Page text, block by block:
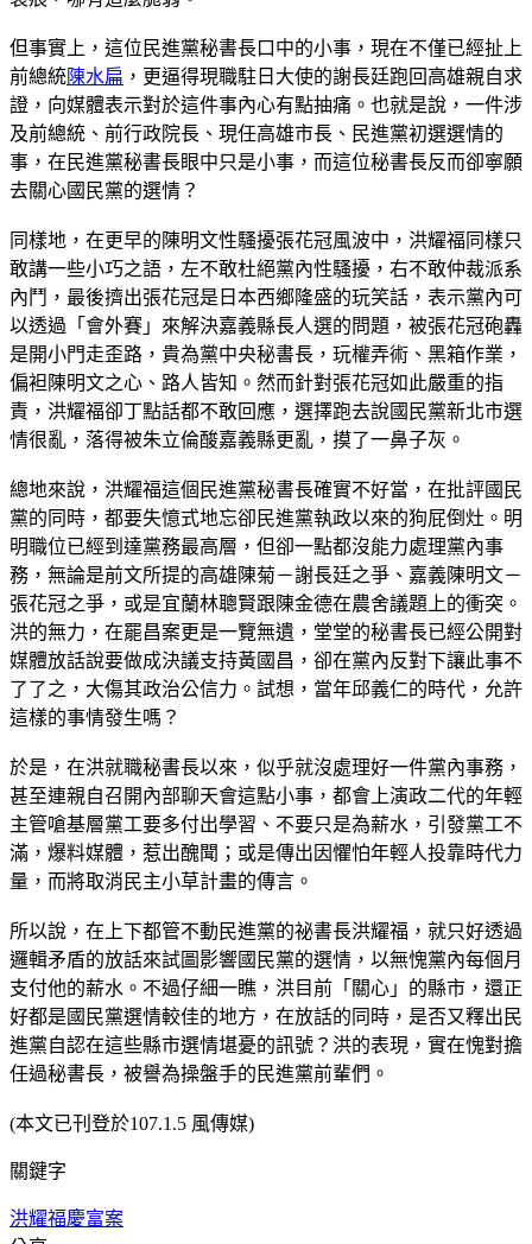
但事實上，這位民進黨秘書長口中的小事，現在不僅已經扯上
前總統陳水扁 ，更逼得現職駐日大使的謝長廷跑回高雄親自求
證，向媒體表示對於這件事內心有點抽痛。也就是說，一件涉
及前總統、前行政院長、現任高雄市長、民進黨初選選情的
事，在民進黨秘書長眼中只是小事，而這位秘書長反而卻寧願
去關心國民黨的選情？
同樣地，在更早的陳明文性騷擾張花冠風波中，洪耀福同樣只
敢講一些小巧之語，左不敢杜絕黨內性騷擾，右不敢仲裁派系
內鬥，最後擠出張花冠是日本西鄉隆盛的玩笑話，表示黨內可
以透過「會外賽」來解決嘉義縣長人選的問題，被張花冠砲轟
是開小門走歪路，貴為黨中央秘書長，玩權弄術、黑箱作業，
偏袒陳明文之心、路人皆知。然而針對張花冠如此嚴重的指
責，洪耀福卻丁點話都不敢回應，選擇跑去說國民黨新北市選
情很亂，落得被朱立倫酸嘉義縣更亂，摸了一鼻子灰。
總地來說，洪耀福這個民進黨秘書長確實不好當，在批評國民
黨的同時，都要失憶式地忘卻民進黨執政以來的狗屁倒灶。明
明職位已經到達黨務最高層，但卻一點都沒能力處理黨內事
務，無論是前文所提的高雄陳菊－謝長廷之爭、嘉義陳明文－
張花冠之爭，或是宜蘭林聰賢跟陳金德在農舍議題上的衝突。
洪的無力，在罷昌案更是一覽無遺，堂堂的秘書長已經公開對
媒體放話說要做成決議支持黃國昌，卻在黨內反對下讓此事不
了了之，大傷其政治公信力。試想，當年邱義仁的時代，允許
這樣的事情發生嗎？
於是，在洪就職秘書長以來，似乎就沒處理好一件黨內事務，
甚至連親自召開內部聊天會這點小事，都會上演政二代的年輕
主管嗆基層黨工要多付出學習、不要只是為薪水，引發黨工不
滿，爆料媒體，惹出醜聞；或是傳出因懼怕年輕人投靠時代力
量，而將取消民主小草計畫的傳言。
所以說，在上下都管不動民進黨的祕書長洪耀福，就只好透過
邏輯矛盾的放話來試圖影響國民黨的選情，以無愧黨內每個月
支付他的薪水。不過仔細一瞧，洪目前「關心」的縣市，還正
好都是國民黨選情較佳的地方，在放話的同時，是否又釋出民
進黨自認在這些縣市選情堪憂的訊號？洪的表現，實在愧對擔
任過秘書長，被譽為操盤手的民進黨前輩們。
(本文已刊登於107.1.5 風傳媒)
關鍵字
洪耀福慶富案